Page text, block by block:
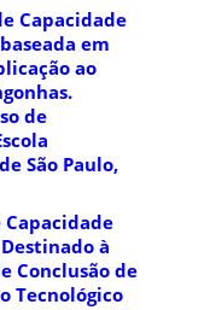
Capacidade
em
ao
de
São Paulo,
Capacidade
à
Conclusão de
Tecnológico